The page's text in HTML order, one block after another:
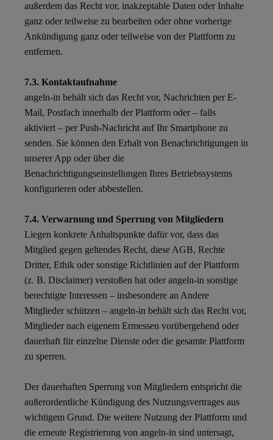
außerdem das Recht vor, inakzeptable Daten oder Inhalte
ganz oder teilweise zu bearbeiten oder ohne vorherige
Ankündigung ganz oder teilweise von der Plattform zu
entfernen.
7.3. Kontaktaufnahme
angeln-in behält sich das Recht vor, Nachrichten per E-
Mail, Postfach innerhalb der Plattform oder – falls
aktiviert – per Push-Nachricht auf Ihr Smartphone zu
senden. Sie können den Erhalt von Benachrichtigungen in
unserer App oder über die
Benachrichtigungseinstellungen Ihres Betriebssystems
konfigurieren oder abbestellen.
7.4. Verwarnung und Sperrung von Mitgliedern
Liegen konkrete Anhaltspunkte dafür vor, dass das
Mitglied gegen geltendes Recht, diese AGB, Rechte
Dritter, Ethik oder sonstige Richtlinien auf der Plattform
(z. B. Disclaimer) verstoßen hat oder angeln-in sonstige
berechtigte Interessen – insbesondere an Andere
Mitglieder schützen – angeln-in behält sich das Recht vor,
Mitglieder nach eigenem Ermessen vorübergehend oder
dauerhaft für einzelne Dienste oder die gesamte Plattform
zu sperren.
Der dauerhaften Sperrung von Mitgliedern entspricht die
außerordentliche Kündigung des Nutzungsvertrages aus
wichtigem Grund. Die weitere Nutzung der Plattform und
die erneute Registrierung von angeln-in sind untersagt,